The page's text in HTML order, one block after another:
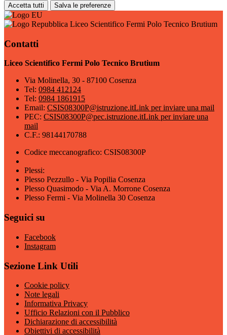
Accetta tutti Salva le preferenze
Liceo Scientifico Fermi Polo Tecnico Brutium
Contatti
Liceo Scientifico Fermi Polo Tecnico Brutium
Via Molinella, 30 - 87100 Cosenza
Tel: 0984 412124
Tel: 0984 1861915
Email: CSIS08300P@istruzione.itLink per inviare una mail
PEC: CSIS08300P@pec.istruzione.itLink per inviare una
mail
C.F.: 98144170788
Codice meccanografico: CSIS08300P
Plessi:
Plesso Pezzullo - Via Popilia Cosenza
Plesso Quasimodo - Via A. Morrone Cosenza
Plesso Fermi - Via Molinella 30 Cosenza
Seguici su
Facebook
Instagram
Sezione Link Utili
Cookie policy
Note legali
Informativa Privacy
Ufficio Relazioni con il Pubblico
Dichiarazione di accessibilità
Obiettivi di accessibilità